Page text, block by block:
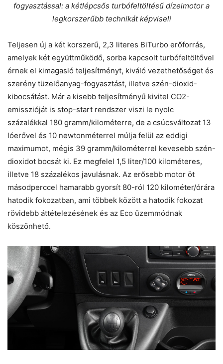
fogyasztással: a kétlépcsős turbófeltöltésű dízelmotor a
legkorszerűbb technikát képviseli
Teljesen új a két korszerű, 2,3 literes BiTurbo erőforrás,
amelyek két együttműködő, sorba kapcsolt turbófeltöltővel
érnek el kimagasló teljesítményt, kiváló vezethetőséget és
szerény tüzelőanyag-fogyasztást, illetve szén-dioxid-
kibocsátást. Már a kisebb teljesítményű kivitel CO2-
emisszióját is stop-start rendszer viszi le nyolc
százalékkal 180 gramm/kilométerre, de a csúcsváltozat 13
lóerővel és 10 newtonméterrel múlja felül az eddigi
maximumot, mégis 39 gramm/kilométerrel kevesebb szén-
dioxidot bocsát ki. Ez megfelel 1,5 liter/100 kilométeres,
illetve 18 százalékos javulásnak. Az erősebb motor öt
másodperccel hamarabb gyorsít 80-ról 120 kilométer/órára
hatodik fokozatban, ami többek között a hatodik fokozat
rövidebb áttételezésének és az Eco üzemmódnak
köszönhető.